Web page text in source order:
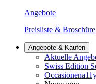
Angebote
Preisliste & Broschüre
Angebote & Kaufen
Aktuelle
Swiss Edition
Occasionen